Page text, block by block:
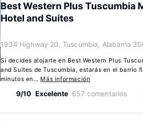
Best Western Plus Tuscumbia
Hotel and Suites
1934 Highway 20, Tuscumbia, Alabama
Si decides alojarte en Best Western Plus
and Suites de Tuscumbia, estarás en el barrio
minutos en... Más información
9/10 Excelente 657 comentarios